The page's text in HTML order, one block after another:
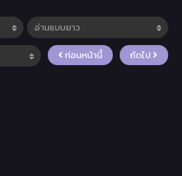
ก่อนหน้านี้ ถัดไป